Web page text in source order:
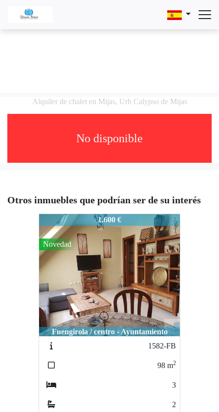
Alquiler de chalet en Mijas, Urb Calypso de Mijas
No disponible
Otros inmuebles que podrían ser de su interés
2485-FB
1.600 €
Fuengirola / centro - Ayuntamiento
Novedad
1582-FB
98 m2
3
2